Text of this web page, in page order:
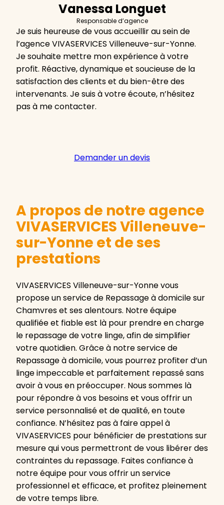
Vanessa Longuet
Responsable d’agence
Je suis heureuse de vous accueillir au sein de
l’agence VIVASERVICES Villeneuve-sur-Yonne.
Je souhaite mettre mon expérience à votre
profit. Réactive, dynamique et soucieuse de la
satisfaction des clients et du bien-être des
intervenants. Je suis à votre écoute, n’hésitez
pas à me contacter.
Demander un devis
A propos de notre agence
VIVASERVICES Villeneuve-
sur-Yonne et de ses
prestations
VIVASERVICES Villeneuve-sur-Yonne vous
propose un service de Repassage à domicile sur
Chamvres et ses alentours. Notre équipe
qualifiée et fiable est là pour prendre en charge
le repassage de votre linge, afin de simplifier
votre quotidien. Grâce à notre service de
Repassage à domicile, vous pourrez profiter d’un
linge impeccable et parfaitement repassé sans
avoir à vous en préoccuper. Nous sommes là
pour répondre à vos besoins et vous offrir un
service personnalisé et de qualité, en toute
confiance. N’hésitez pas à faire appel à
VIVASERVICES pour bénéficier de prestations sur
mesure qui vous permettront de vous libérer des
contraintes du repassage. Faites confiance à
notre équipe pour vous offrir un service
professionnel et efficace, et profitez pleinement
de votre temps libre.